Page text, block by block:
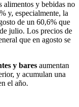
alimentos y bebidas no
y, especialmente, la
de un 60,6% que
julio. Los precios de
que en agosto se
y bares aumentan
y acumulan una
el año.